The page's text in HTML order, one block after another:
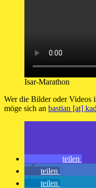
Isar-Marathon
Wer die Bilder oder Videos
möge sich an bastian [at]
teilen
teilen
teilen